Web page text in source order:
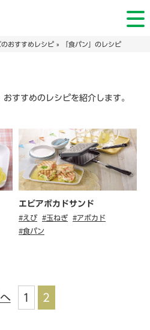
おすすめレシピ» 「食パン」のレシピ
すすめのレシピを紹介します。
エビアボカドサンド
#えび #玉ねぎ
#アボカド
#食パン
1 2